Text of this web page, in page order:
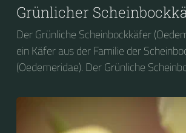
Grünlicher
Der Grünliche Scheinbockkäfer
ein Käfer aus der Familie der
(Oedemeridae). Der Grünliche
Scheinbockkäfer (Oedemera nobilis).